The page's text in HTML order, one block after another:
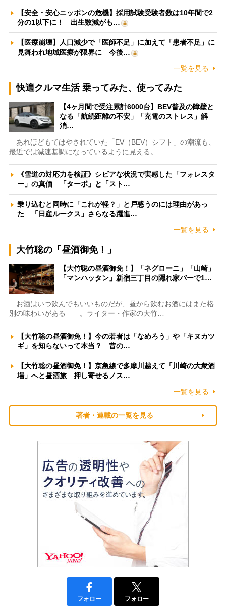
【安全・安心ニッポンの危機】採用試験受験者数は10年間で2
分の1以下に！ 出生数減がも…
【医療崩壊】人口減少で「医師不足」に加えて「患者不足」に
見舞われ地域医療が限界に 今後…
一覧を見る
快適クルマ生活 乗ってみた、使ってみた
【4ヶ月間で受注累計6000台】BEV普及の障壁と
なる「航続距離の不安」「充電のストレス」解
消…
あれほどもてはやされていた「EV（BEV）シフト」の潮流も、
最近では減速基調になっているように見える。…
《雪道の対応力を検証》シビアな状況で実感した「フォレスタ
ー」の真価 「ターボ」と「スト…
乗り込むと同時に「これが軽？」と戸惑うのには理由があっ
た 「日産ルークス」さらなる躍進…
一覧を見る
大竹聡の「昼酒御免！」
【大竹聡の昼酒御免！】「ネグローニ」「山崎」
「マンハッタン」新宿三丁目の隠れ家バーで1…
お酒はいつ飲んでもいいものだが、昼から飲むお酒にはまた格
別の味わいがある――。ライター・作家の大竹…
【大竹聡の昼酒御免！】今の若者は「なめろう」や「キヌカツ
ギ」を知らないって本当？ 昔の…
【大竹聡の昼酒御免！】京急線で多摩川越えて「川崎の大衆酒
場」へと昼酒旅 押し寄せるノス…
一覧を見る
著者・連載の一覧を見る
フォロー フォロー